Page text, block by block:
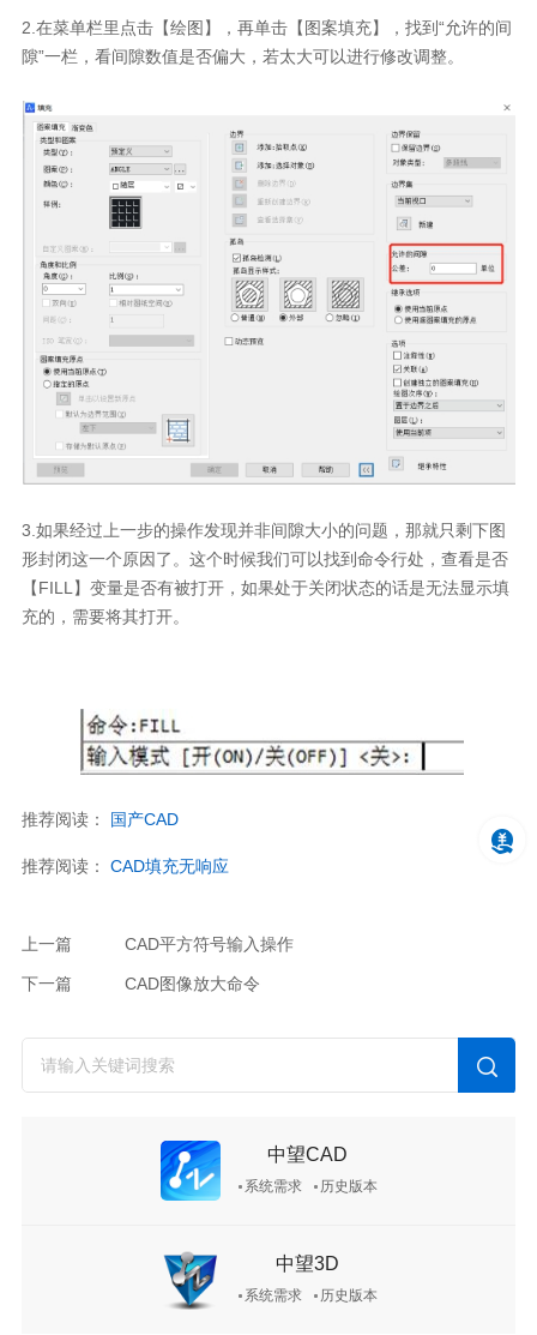
2. 在菜单栏里点击【绘图】，再单击【图案填充】，找到“允许的间
隙”一栏，看间隙数值是否偏大，若太大可以进行修改调整。
3. 如果经过上一步的操作发现并非间隙大小的问题，那就只剩下图
形封闭这一个原因了。这个时候我们可以找到命令行处，查看是否
【FILL 】变量是否有被打开，如果处于关闭状态的话是无法显示填
充的，需要将其打开。
推荐阅读： 国产CAD
推荐阅读： CAD填充无响应
上一篇 CAD平方符号输入操作
下一篇 CAD图像放大命令
中望CAD
系统需求 历史版本
中望3D
系统需求 历史版本